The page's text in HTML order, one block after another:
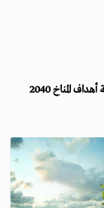
بعد تحذيرات أوروبية.. كيف يهدد نظام الغذاء والزراعة أهداف المناخ 2040